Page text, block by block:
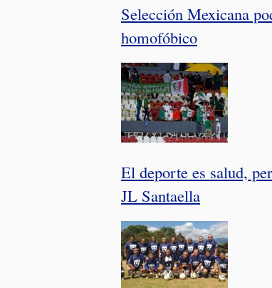
Selección Mexicana
homofóbico
El deporte es salud,
JL Santaella